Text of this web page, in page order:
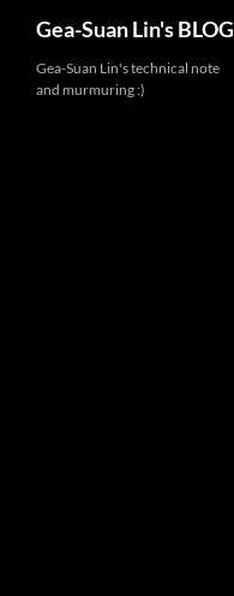
Gea-Suan Lin's BLOG
Gea-Suan Lin's technical note
and murmuring :)